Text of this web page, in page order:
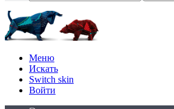
Меню
Искать
Switch skin
Войти